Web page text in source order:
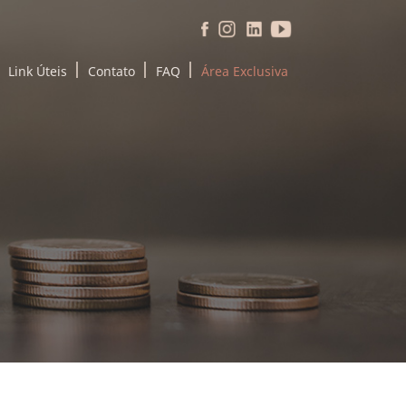
Link Úteis Contato FAQ Área Exclusiva